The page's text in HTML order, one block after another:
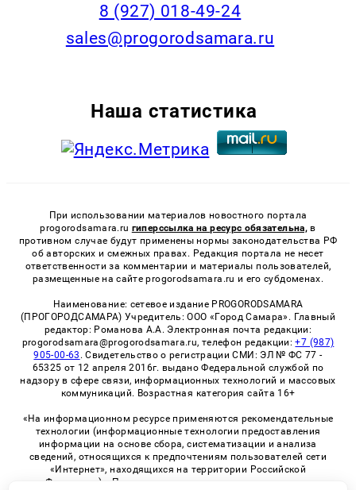
8 (927) 018-49-24
sales@progorodsamara.ru
Наша статистика
При использовании материалов новостного портала
progorodsamara.ru гиперссылка на ресурс обязательна, в
противном случае будут применены нормы законодательства РФ
об авторских и смежных правах. Редакция портала не несет
ответственности за комментарии и материалы пользователей,
размещенные на сайте progorodsamara.ru и его субдоменах.
Наименование: сетевое издание PROGORODSAMARA
(ПРОГОРОДСАМАРА) Учредитель: ООО «Город Самара». Главный
редактор: Романова А.А. Электронная почта редакции:
progorodsamara@progorodsamara.ru, телефон редакции:+7 (987)
905-00-63 . Свидетельство о регистрации СМИ: ЭЛ № ФС 77 -
65325 от 12 апреля 2016г. выдано Федеральной службой по
надзору в сфере связи, информационных технологий и массовых
коммуникаций. Возрастная категория сайта 16+
«На информационном ресурсе применяются рекомендательные
технологии (информационные технологии предоставления
информации на основе сбора, систематизации и анализа
сведений, относящихся к предпочтениям пользователей сети
«Интернет», находящихся на территории Российской
Федерации)». Правила применения рекомендательных